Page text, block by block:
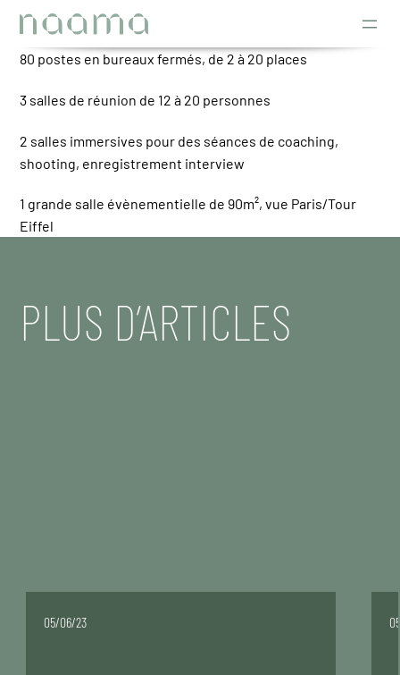
80 postes en bureaux fermés, de 2 à 20 places
3 salles de réunion de 12 à 20 personnes
2 salles immersives pour des séances de coaching,
shooting, enregistrement interview
1 grande salle évènementielle de 90m², vue Paris/Tour
Eiffel
PLUS D’ARTICLES
05/06/23